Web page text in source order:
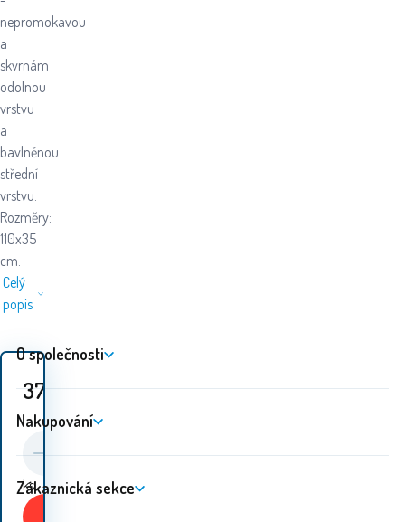
nepromokavou
a
skvrnám
odolnou
vrstvu
a
bavlněnou
střední
vrstvu.
Rozměry:
110x35
cm.
Celý
popis
372Kč
ks
Koupit
O společnosti
Nakupování
Zákaznická sekce